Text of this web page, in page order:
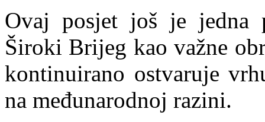
Ovaj posjet još je jedna
Široki Brijeg kao važne
kontinuirano ostvaruje
na međunarodnoj razini.